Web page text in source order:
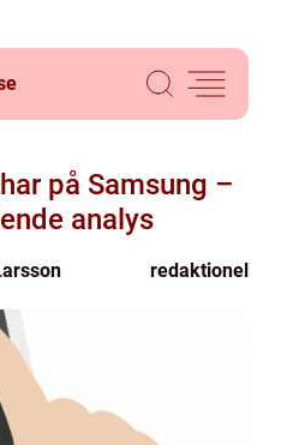
på Samsung –
analys
redaktionel